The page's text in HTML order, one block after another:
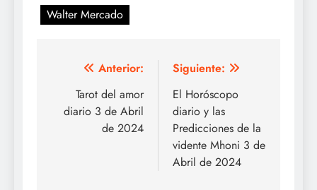
Walter Mercado
Navegación
entradas
Anterior:
Tarot del amor
diario 3 de Abril
de 2024
Siguiente:
El Horóscopo
diario y las
Predicciones de la
vidente Mhoni 3 de
Abril de 2024